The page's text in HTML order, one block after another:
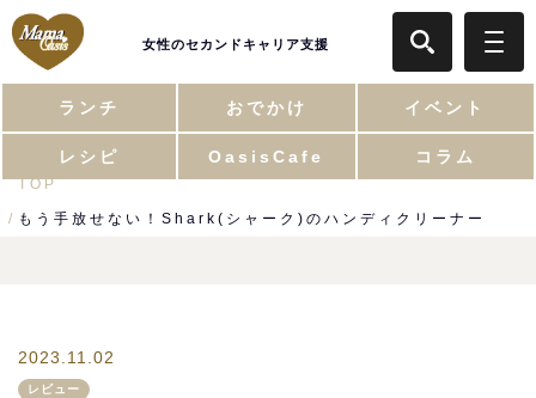
女性のセカンドキャリア支援
ランチ おでかけ イベント
レシピ OasisCafe コラム
TOP
もう手放せない！Shark(シャーク)のハンディクリーナー
2023.11.02
レビュー